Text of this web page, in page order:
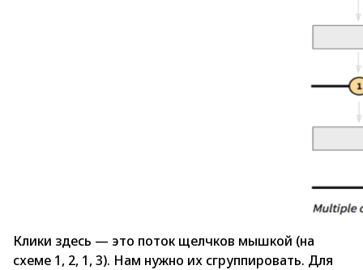
Клики здесь — это поток щелчков мышкой (на
схеме 1, 2, 1, 3). Нам нужно их сгруппировать. Для